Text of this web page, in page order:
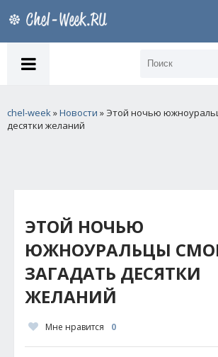
chel-week»Новости » Этой ночью
десятки желаний
ЭТОЙ НОЧЬЮ
ЮЖНОУРАЛЬЦЫ
ЗАГАДАТЬ ДЕСЯТКИ
ЖЕЛАНИЙ
Мне нравится 0